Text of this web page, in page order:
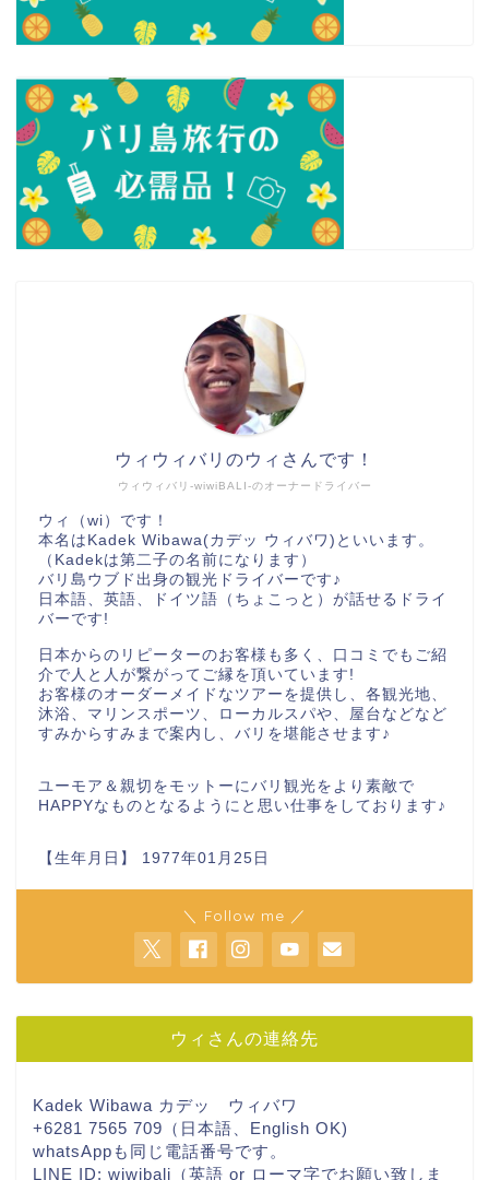
ウィウィバリ-wiwiBALI-のオーナードライバー
ウィウィバリのウィさんです！
ウィ（wi）です！
本名はKadek Wibawa(カデッ ウィバワ)といいます。
（Kadekは第二子の名前になります）
バリ島ウブド出身の観光ドライバーです♪
日本語、英語、ドイツ語（ちょこっと）が話せるドライ
バーです!
日本からのリピーターのお客様も多く、口コミでもご紹
介で人と人が繋がってご縁を頂いています!
お客様のオーダーメイドなツアーを提供し、各観光地、
沐浴、マリンスポーツ、ローカルスパや、屋台などなど
すみからすみまで案内し、バリを堪能させます♪
ユーモア＆親切をモットーにバリ観光をより素敵で
HAPPYなものとなるようにと思い仕事をしております♪
【生年月日】 1977年01月25日
＼ Follow me ／
ウィさんの連絡先
Kadek Wibawa カデッ ウィバワ
+6281 7565 709（日本語、English OK)
whatsAppも同じ電話番号です。
LINE ID: wiwibali（英語 or ローマ字でお願い致しま